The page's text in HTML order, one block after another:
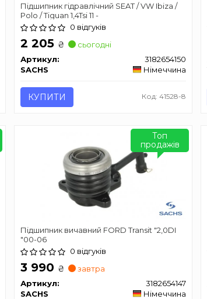
Підшипник гідравлічний SEAT / VW Ibiza /
Polo / Tiguan 1,4Tsi 11 -
0 відгуків
2 205 ₴
сьогодні
Артикул:
3182654150
SACHS
Німеччина
КУПИТИ Код: 41528-8
Підшипник вичавний FORD Transit "2,0DI
"00-06
0 відгуків
3 990 ₴
завтра
Артикул:
3182654147
SACHS
Німеччина
Топ
продажів